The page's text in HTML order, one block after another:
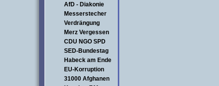
AfD - Diakonie
Messerstecher
Verdrängung
Merz Vergessen
CDU NGO SPD
SED-Bundestag
Habeck am Ende
EU-Korruption
31000 Afghanen